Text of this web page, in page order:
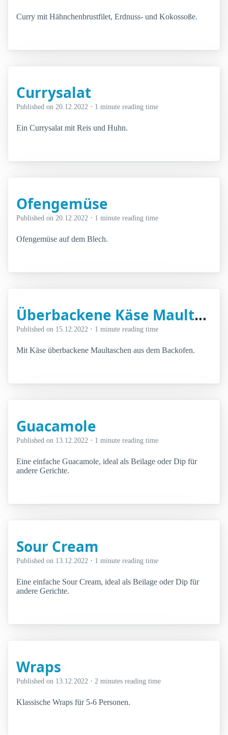
Curry mit Hähnchenbrustfilet, Erdnuss- und Kokossoße.
Currysalat
Published on 20.12.2022 · 1 minute reading time
Ein Currysalat mit Reis und Huhn.
Ofengemüse
Published on 20.12.2022 · 1 minute reading time
Ofengemüse auf dem Blech.
Überbackene Käse Maultaschen
Published on 15.12.2022 · 1 minute reading time
Mit Käse überbackene Maultaschen aus dem Backofen.
Guacamole
Published on 13.12.2022 · 1 minute reading time
Eine einfache Guacamole, ideal als Beilage oder Dip für
andere Gerichte.
Sour Cream
Published on 13.12.2022 · 1 minute reading time
Eine einfache Sour Cream, ideal als Beilage oder Dip für
andere Gerichte.
Wraps
Published on 13.12.2022 · 2 minutes reading time
Klassische Wraps für 5-6 Personen.